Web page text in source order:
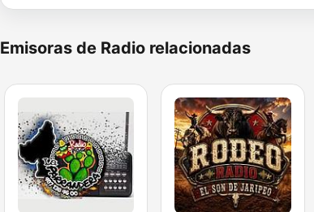
Emisoras de Radio relacionadas